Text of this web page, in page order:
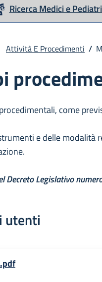
Ricerca Medici e
Attività E Procedimenti /
come
e delle
Decreto Legislativo
utenti